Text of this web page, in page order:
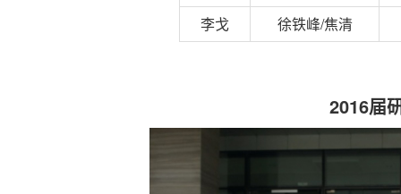
李戈
徐铁峰/焦清
2016届